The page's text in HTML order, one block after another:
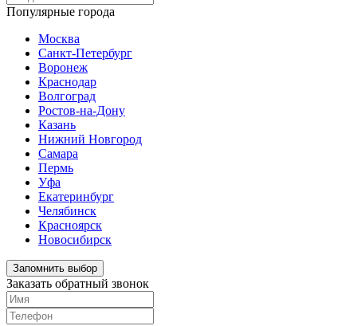
Популярные города
Москва
Санкт-Петербург
Воронеж
Краснодар
Волгоград
Ростов-на-Дону
Казань
Нижний Новгород
Самара
Пермь
Уфа
Екатеринбург
Челябинск
Красноярск
Новосибирск
Запомнить выбор
Заказать обратный звонок